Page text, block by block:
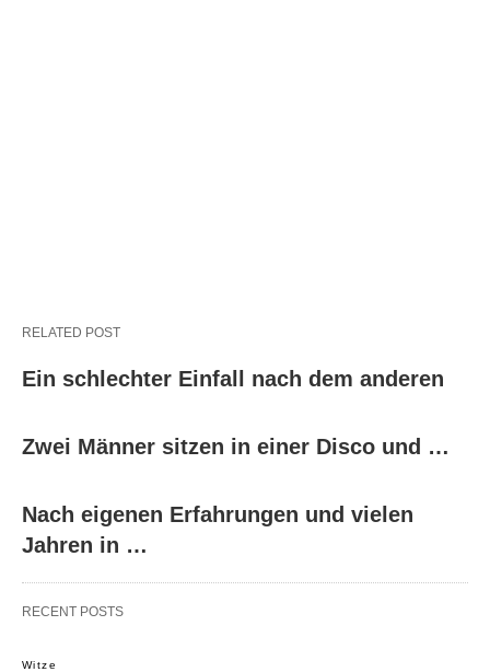
RELATED POST
Ein schlechter Einfall nach dem anderen
Zwei Männer sitzen in einer Disco und …
Nach eigenen Erfahrungen und vielen
Jahren in …
RECENT POSTS
Witze